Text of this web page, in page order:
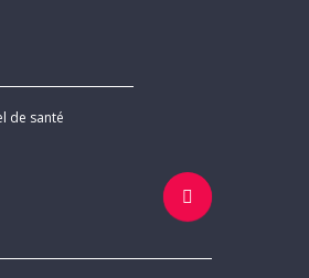
de santé